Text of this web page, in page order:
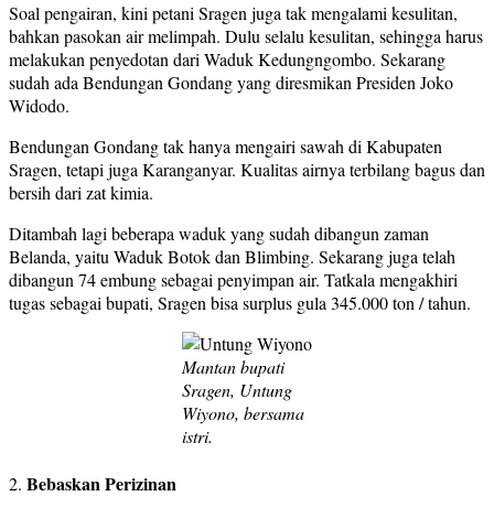
Soal pengairan, kini petani Sragen juga tak mengalami kesulitan,
bahkan pasokan air melimpah. Dulu selalu kesulitan, sehingga harus
melakukan penyedotan dari Waduk Kedungngombo. Sekarang
sudah ada Bendungan Gondang yang diresmikan Presiden Joko
Widodo.
Bendungan Gondang tak hanya mengairi sawah di Kabupaten
Sragen, tetapi juga Karanganyar. Kualitas airnya terbilang bagus dan
bersih dari zat kimia.
Ditambah lagi beberapa waduk yang sudah dibangun zaman
Belanda, yaitu Waduk Botok dan Blimbing. Sekarang juga telah
dibangun 74 embung sebagai penyimpan air. Tatkala mengakhiri
tugas sebagai bupati, Sragen bisa surplus gula 345.000 ton / tahun.
Mantan bupati
Sragen, Untung
Wiyono, bersama
istri.
2. Bebaskan Perizinan